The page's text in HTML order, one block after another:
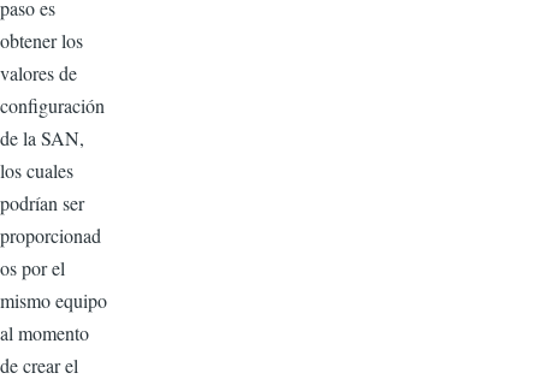
paso es
obtener los
valores de
configuración
de la SAN,
los cuales
podrían ser
proporcionad
os por el
mismo equipo
al momento
de crear el